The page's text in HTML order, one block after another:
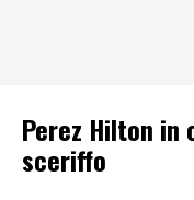
Perez Hilton in
sceriffo